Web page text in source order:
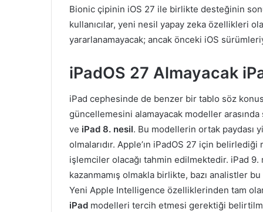
Bionic çipinin iOS 27 ile birlikte desteğinin
kullanıcılar, yeni nesil yapay zeka özellikleri
yararlanamayacak; ancak önceki iOS
iPadOS 27 Almayacak
iPad cephesinde de benzer bir tablo söz
güncellemesini alamayacak modeller arasında
ve iPad 8. nesil. Bu modellerin ortak paydası
olmalarıdır. Apple’ın iPadOS 27 için
işlemciler olacağı tahmin edilmektedir. iPad
kazanmamış olmakla birlikte, bazı analistler
Yeni Apple Intelligence özelliklerinden tam
iPad modelleri tercih etmesi gerektiği